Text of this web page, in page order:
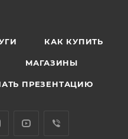
КАК КУПИТЬ
МАГАЗИНЫ
ПРЕЗЕНТАЦИЮ